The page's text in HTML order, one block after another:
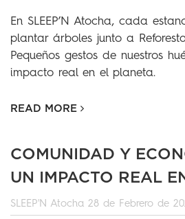
En SLEEP’N Atocha, cada
plantar árboles junto a
Pequeños gestos de nuestros
impacto real en el planeta.
READ MORE
COMUNIDAD Y
UN IMPACTO REAL
SLEEP'N Atocha 28 de Febrero de